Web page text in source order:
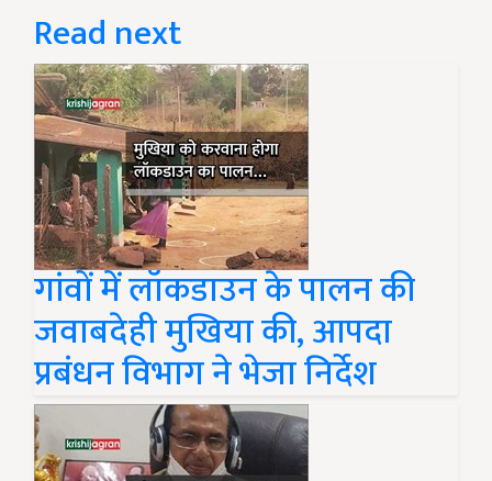
Read next
गांवों में लॉकडाउन के पालन की
जवाबदेही मुखिया की, आपदा
प्रबंधन विभाग ने भेजा निर्देश